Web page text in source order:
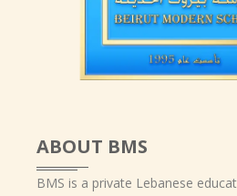
ABOUT BMS
BMS is a private Lebanese